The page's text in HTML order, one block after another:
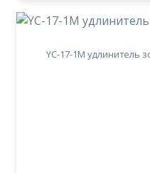
YC-17-1M удлинитель